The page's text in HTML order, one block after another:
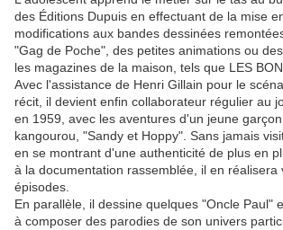
des Éditions Dupuis en effectuant de la mise
modifications aux bandes dessinées
"Gag de Poche", des petites animations ou
les magazines de la maison, tels que LES
Avec l'assistance de Henri Gillain pour le
récit, il devient enfin collaborateur régulier au
en 1959, avec les aventures d'un jeune
kangourou, "Sandy et Hoppy". Sans jamais
en se montrant d'une authenticité de plus en
à la documentation rassemblée, il en réalisera
épisodes.
En parallèle, il dessine quelques "Oncle Paul"
à composer des parodies de son univers